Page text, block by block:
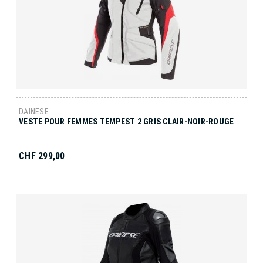
DAINESE
VESTE POUR FEMMES TEMPEST 2 GRIS CLAIR-NOIR-ROUGE
CHF 299,00